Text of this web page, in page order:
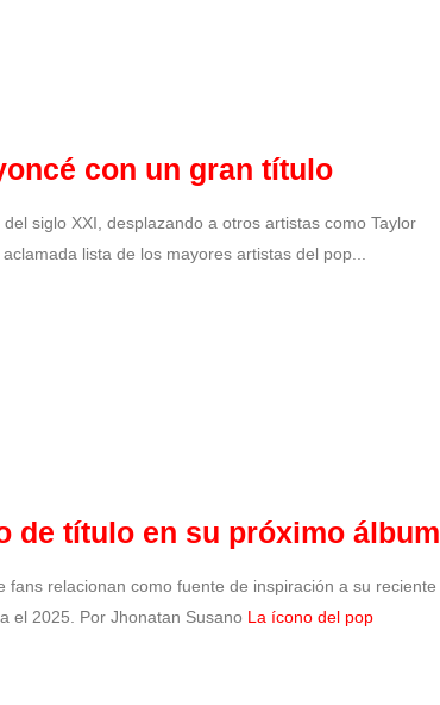
con un gran título
siglo XXI, desplazando a otros artistas como Taylor
lista de los mayores artistas del pop...
de título en su próximo álbum
fans relacionan como fuente de inspiración a su reciente
el 2025. Por Jhonatan Susano La ícono del pop